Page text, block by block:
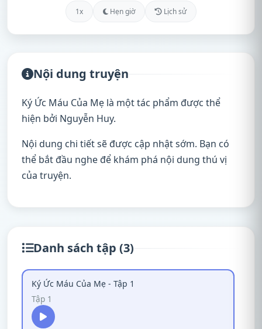
1x Hẹn giờ Lịch sử
Nội dung truyện
Ký Ức Máu Của Mẹ là một tác phẩm được thể
hiện bởi Nguyễn Huy.
Nội dung chi tiết sẽ được cập nhật sớm. Bạn có
thể bắt đầu nghe để khám phá nội dung thú vị
của truyện.
Danh sách tập (3)
Ký Ức Máu Của Mẹ - Tập 1
Tập 1